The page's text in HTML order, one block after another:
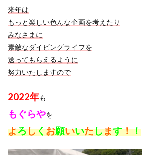
来年は
もっと楽しい色んな企画を考えたり
みなさまに
素敵なダイビングライフを
送ってもらえるように
努力いたしますので
2022年も
もぐらやを
よろしくお願いいたします！！